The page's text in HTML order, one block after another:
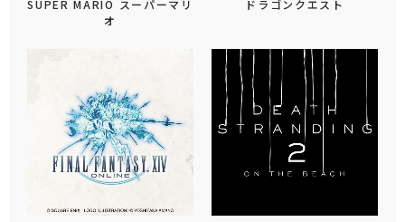
SUPER MARIO スーパーマリ
オ
ドラゴンクエスト